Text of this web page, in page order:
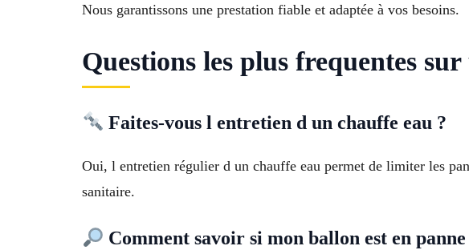
Nous garantissons une prestation fiable et adaptée à vos besoins.
Questions les plus frequentes
Faites-vous l entretien d un chauffe eau ?
Oui, l entretien régulier d un chauffe eau permet de limiter les
sanitaire.
Comment savoir si mon ballon est en panne